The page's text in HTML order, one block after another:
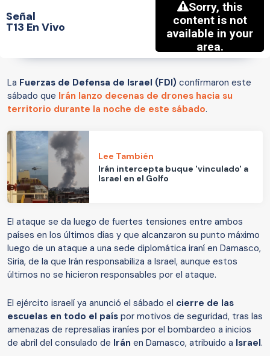
Señal
T13 En Vivo
La Fuerzas de Defensa de Israel (FDI) confirmaron este
sábado que Irán lanzo decenas de drones hacia su
territorio durante la noche de este sábado.
Lee También
Irán intercepta buque 'vinculado' a
Israel en el Golfo
El ataque se da luego de fuertes tensiones entre ambos
países en los últimos días y que alcanzaron su punto máximo
luego de un ataque a una sede diplomática iraní en Damasco,
Siria, de la que Irán responsabiliza a Israel, aunque estos
últimos no se hicieron responsables por el ataque.
El ejército israelí ya anunció el sábado el cierre de las
escuelas en todo el país por motivos de seguridad, tras las
amenazas de represalias iraníes por el bombardeo a inicios
de abril del consulado de Irán en Damasco, atribuido a Israel.